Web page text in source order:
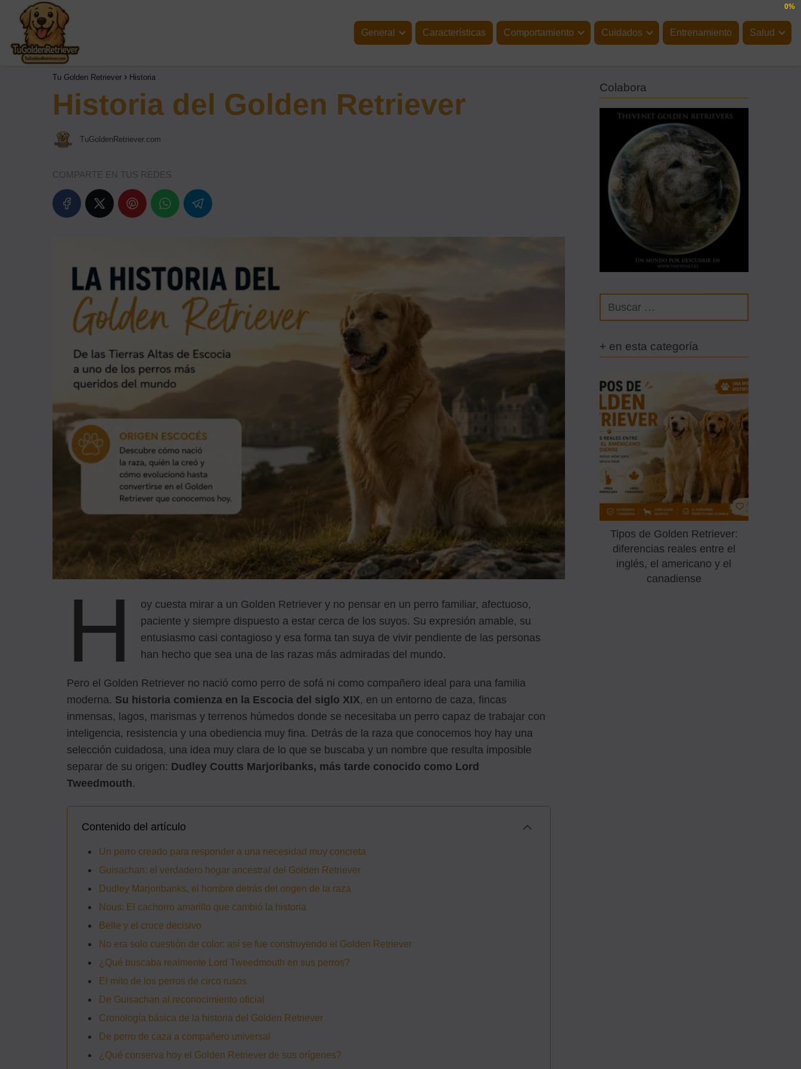
0%
General Características Comportamiento Cuidados Entrenamiento Salud
Tu Golden Retriever Historia
Historia del Golden Retriever
TuGoldenRetriever.com
COMPARTE EN TUS REDES
H
oy cuesta mirar a un Golden Retriever y no pensar en un perro familiar, afectuoso,
paciente y siempre dispuesto a estar cerca de los suyos. Su expresión amable, su
entusiasmo casi contagioso y esa forma tan suya de vivir pendiente de las personas
han hecho que sea una de las razas más admiradas del mundo.
Pero el Golden Retriever no nació como perro de sofá ni como compañero ideal para una familia
moderna. Su historia comienza en la Escocia del siglo XIX, en un entorno de caza, fincas
inmensas, lagos, marismas y terrenos húmedos donde se necesitaba un perro capaz de trabajar con
inteligencia, resistencia y una obediencia muy fina. Detrás de la raza que conocemos hoy hay una
selección cuidadosa, una idea muy clara de lo que se buscaba y un nombre que resulta imposible
separar de su origen: Dudley Coutts Marjoribanks, más tarde conocido como Lord
Tweedmouth.
Contenido del artículo
Un perro creado para responder a una necesidad muy concreta
Guisachan: el verdadero hogar ancestral del Golden Retriever
Dudley Marjoribanks, el hombre detrás del origen de la raza
Nous: El cachorro amarillo que cambió la historia
Belle y el cruce decisivo
No era solo cuestión de color: así se fue construyendo el Golden Retriever
¿Qué buscaba realmente Lord Tweedmouth en sus perros?
El mito de los perros de circo rusos
De Guisachan al reconocimiento oficial
Cronología básica de la historia del Golden Retriever
De perro de caza a compañero universal
¿Qué conserva hoy el Golden Retriever de sus orígenes?
Colabora
+ en esta categoría
Tipos de Golden Retriever:
diferencias reales entre el
inglés, el americano y el
canadiense